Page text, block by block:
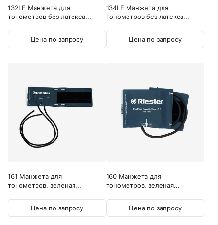
132LF Манжета для
тонометров без латекса...
Цена по запросу
134LF Манжета для
тонометров без латекса...
Цена по запросу
161 Манжета для
тонометров, зеленая...
Цена по запросу
160 Манжета для
тонометров, зеленая...
Цена по запросу